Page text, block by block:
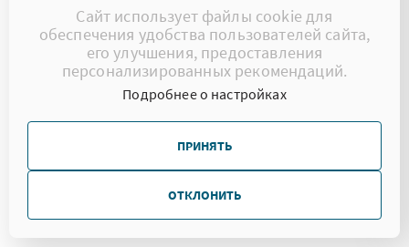
Сайт использует файлы cookie для
обеспечения удобства пользователей сайта,
его улучшения, предоставления
персонализированных рекомендаций.
Подробнее о настройках
ПРИНЯТЬ
ОТКЛОНИТЬ